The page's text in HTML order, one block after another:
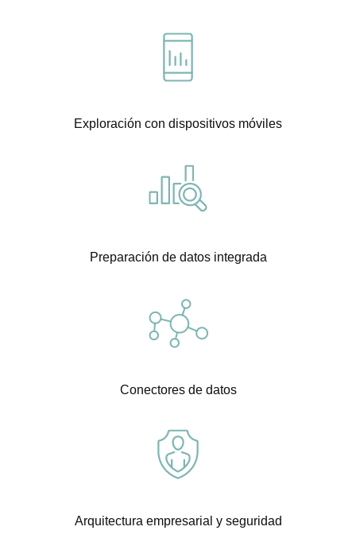
Exploración con dispositivos móviles
Preparación de datos integrada
Conectores de datos
Arquitectura empresarial y seguridad